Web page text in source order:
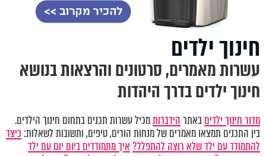
חינוך ילדים
עשרות מאמרים, סרטונים והרצאות בנושא
חינוך ילדים בדרך היהדות
מדור חינוך ילדיםבאתרהידברותמכיל עשרות תכנים בתחום חינוך הילדים.
בין התכנים תמצאו מאמרים של מנחות הורים, טיפים, ותשובות לשאלות: כיצד
להתמודד עם ילד שלא רוצה להתפלל?איך מתמודדים ביום יום עם ילד